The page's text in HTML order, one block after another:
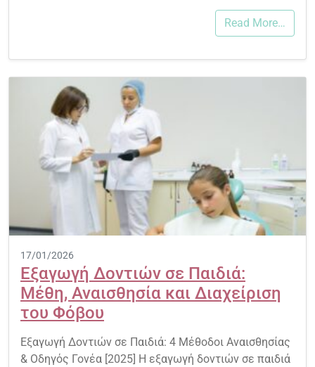
Read More…
17/01/2026
Εξαγωγή Δοντιών σε Παιδιά:
Μέθη, Αναισθησία και Διαχείριση
του Φόβου
Εξαγωγή Δοντιών σε Παιδιά: 4 Μέθοδοι Αναισθησίας
& Οδηγός Γονέα [2025] Η εξαγωγή δοντιών σε παιδιά